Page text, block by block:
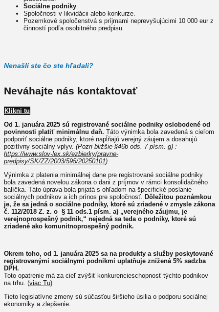
Sociálne podniky.
Spoločnosti v likvidácii alebo konkurze.
Pozemkové spoločenstvá s príjmami neprevyšujúcimi 10 000 eur z
činností podľa osobitného predpisu.
Nenašli ste čo ste hľadali?
Neváhajte nás kontaktovať
Klikni tu
Od 1. januára 2025 sú registrované sociálne podniky oslobodené od
povinnosti platiť minimálnu daň. Táto výnimka bola zavedená s cieľom
podporiť sociálne podniky, ktoré napĺňajú verejný záujem a dosahujú
pozitívny sociálny vplyv. (Pozri bližšie §46b ods. 7 písm. g) :
https://www.slov-lex.sk/ezbierky/pravne-
predpisy/SK/ZZ/2003/595/20250101)
Výnimka z platenia minimálnej dane pre registrované sociálne podniky
bola zavedená novelou zákona o dani z príjmov v rámci konsolidačného
balíčka. Táto úprava bola prijatá s ohľadom na špecifické poslanie
sociálnych podnikov a ich prínos pre spoločnosť. Dôležitou poznámkou
je, že sa jedná o sociálne podniky, ktoré sú zriadené v zmysle zákona
č. 112/2018 Z. z. o § 11 ods.1 písm. a) „verejného záujmu, je
verejnoprospešný podnik,“ nejedná sa teda o podniky, ktoré sú
zriadené ako komunitnoprospešný podnik.
Okrem toho, od 1. januára 2025 sa na produkty a služby poskytované
registrovanými sociálnymi podnikmi uplatňuje znížená 5% sadzba
DPH.
Toto opatrenie má za cieľ zvýšiť konkurencieschopnosť týchto podnikov
na trhu. (viac Tu)
Tieto legislatívne zmeny sú súčasťou širšieho úsilia o podporu sociálnej
ekonomiky a zlepšenie.